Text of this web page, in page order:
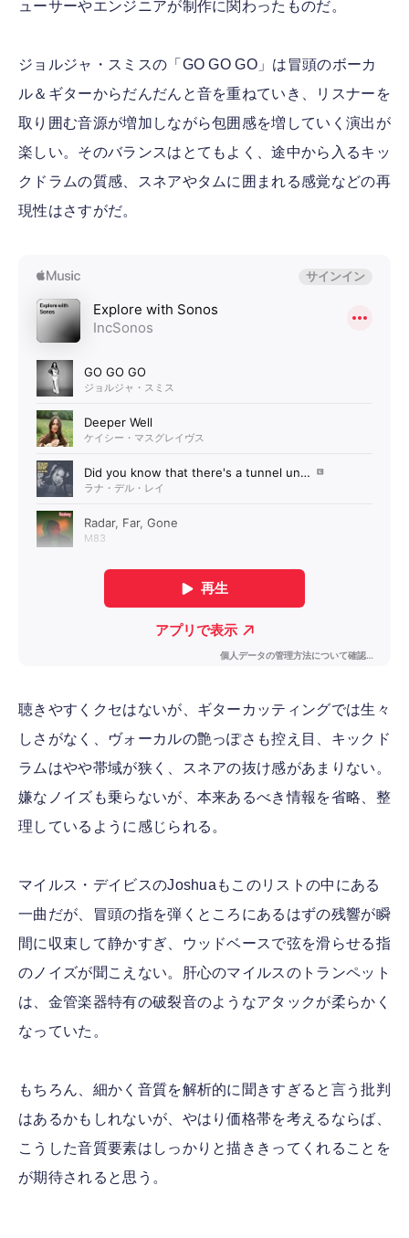
ューサーやエンジニアが制作に関わったものだ。
ジョルジャ・スミスの「GO GO GO」は冒頭のボーカ
ル＆ギターからだんだんと音を重ねていき、リスナーを
取り囲む音源が増加しながら包囲感を増していく演出が
楽しい。そのバランスはとてもよく、途中から入るキッ
クドラムの質感、スネアやタムに囲まれる感覚などの再
現性はさすがだ。
聴きやすくクセはないが、ギターカッティングでは生々
しさがなく、ヴォーカルの艶っぽさも控え目、キックド
ラムはやや帯域が狭く、スネアの抜け感があまりない。
嫌なノイズも乗らないが、本来あるべき情報を省略、整
理しているように感じられる。
マイルス・デイビスのJoshuaもこのリストの中にある
一曲だが、冒頭の指を弾くところにあるはずの残響が瞬
間に収束して静かすぎ、ウッドベースで弦を滑らせる指
のノイズが聞こえない。肝心のマイルスのトランペット
は、金管楽器特有の破裂音のようなアタックが柔らかく
なっていた。
もちろん、細かく音質を解析的に聞きすぎると言う批判
はあるかもしれないが、やはり価格帯を考えるならば、
こうした音質要素はしっかりと描ききってくれることを
が期待されると思う。